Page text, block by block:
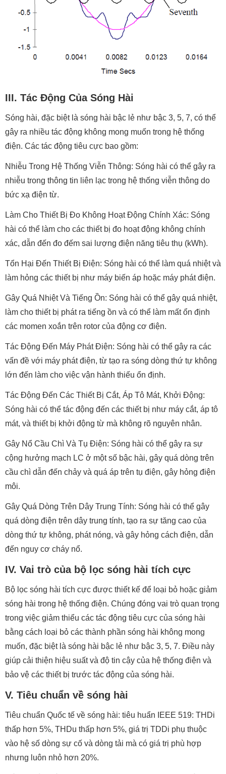
III. Tác Động Của Sóng Hài
Sóng hài, đặc biệt là sóng hài bậc lẻ như bậc 3, 5, 7, có thể
gây ra nhiều tác động không mong muốn trong hệ thống
điện. Các tác động tiêu cực bao gồm:
Nhiễu Trong Hệ Thống Viễn Thông: Sóng hài có thể gây ra
nhiễu trong thông tin liên lạc trong hệ thống viễn thông do
bức xạ điện từ.
Làm Cho Thiết Bị Đo Không Hoạt Động Chính Xác: Sóng
hài có thể làm cho các thiết bị đo hoạt động không chính
xác, dẫn đến đo đếm sai lượng điện năng tiêu thụ (kWh).
Tổn Hại Đến Thiết Bị Điện: Sóng hài có thể làm quá nhiệt và
làm hỏng các thiết bị như máy biến áp hoặc máy phát điện.
Gây Quá Nhiệt Và Tiếng Ồn: Sóng hài có thể gây quá nhiệt,
làm cho thiết bị phát ra tiếng ồn và có thể làm mất ổn định
các momen xoắn trên rotor của động cơ điện.
Tác Động Đến Máy Phát Điện: Sóng hài có thể gây ra các
vấn đề với máy phát điện, từ tạo ra sóng dòng thứ tự không
lớn đến làm cho việc vận hành thiếu ổn định.
Tác Động Đến Các Thiết Bị Cắt, Áp Tô Mát, Khởi Động:
Sóng hài có thể tác động đến các thiết bị như máy cắt, áp tô
mát, và thiết bị khởi động từ mà không rõ nguyên nhân.
Gây Nổ Cầu Chì Và Tụ Điện: Sóng hài có thể gây ra sự
cộng hưởng mạch LC ở một số bậc hài, gây quá dòng trên
cầu chì dẫn đến chảy và quá áp trên tụ điện, gây hỏng điện
môi.
Gây Quá Dòng Trên Dây Trung Tính: Sóng hài có thể gây
quá dòng điện trên dây trung tính, tạo ra sự tăng cao của
dòng thứ tự không, phát nóng, và gây hỏng cách điện, dẫn
đến nguy cơ cháy nổ.
IV. Vai trò của bộ lọc sóng hài tích cực
Bộ lọc sóng hài tích cực được thiết kế để loại bỏ hoặc giảm
sóng hài trong hệ thống điện. Chúng đóng vai trò quan trọng
trong việc giảm thiểu các tác động tiêu cực của sóng hài
bằng cách loại bỏ các thành phần sóng hài không mong
muốn, đặc biệt là sóng hài bậc lẻ như bậc 3, 5, 7. Điều này
giúp cải thiện hiệu suất và độ tin cậy của hệ thống điện và
bảo vệ các thiết bị trước tác động của sóng hài.
V. Tiêu chuẩn về sóng hài
Tiêu chuẩn Quốc tế về sóng hài: tiêu huẩn IEEE 519: THDi
thấp hơn 5%, THDu thấp hơn 5%, giá trị TDDi phụ thuộc
vào hệ số dòng sự cố và dòng tải mà có giá trị phù hợp
nhưng luôn nhỏ hơn 20%.